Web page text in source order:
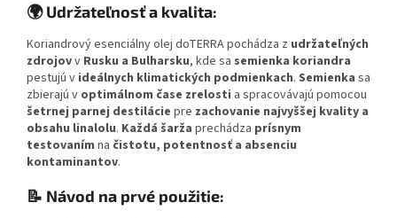
🌍 Udržateľnosť a kvalita:
Koriandrový esenciálny olej doTERRA pochádza z udržateľných
zdrojovv Rusku a Bulharsku, kde sa semienka koriandra
pestujú v ideálnych klimatických podmienkach. Semienka sa
zbierajú v optimálnom čase zrelosti a spracovávajú pomocou
šetrnej parnej destilácie pre zachovanie najvyššej kvality a
obsahu linalolu. Každá šarža prechádza prísnym
testovaním na čistotu, potentnosť a absenciu
kontaminantov.
📝 Návod na prvé použitie: